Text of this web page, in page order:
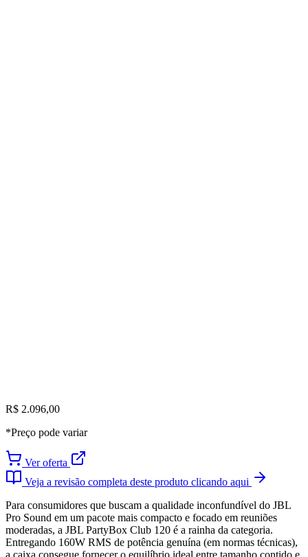
R$ 2.096,00
*Preço pode variar
Ver oferta
Veja a revisão completa deste produto clicando aqui
Para consumidores que buscam a qualidade inconfundível do JBL
Pro Sound em um pacote mais compacto e focado em reuniões
moderadas, a JBL PartyBox Club 120 é a rainha da categoria.
Entregando 160W RMS de potência genuína (em normas técnicas),